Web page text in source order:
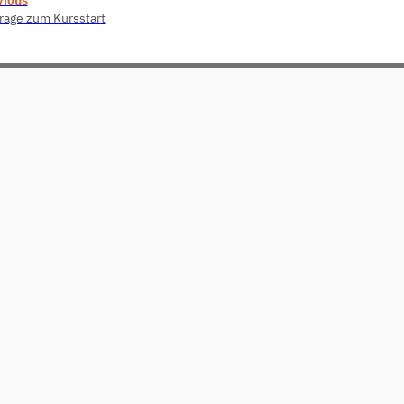
zum Kursstart